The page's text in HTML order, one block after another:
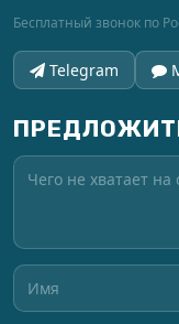
Бесплатный звонок по
Telegram